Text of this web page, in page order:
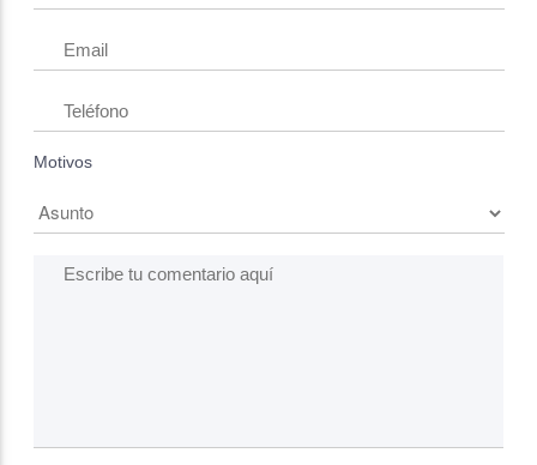
Email
Teléfono
Motivos
Escribe tu comentario aquí